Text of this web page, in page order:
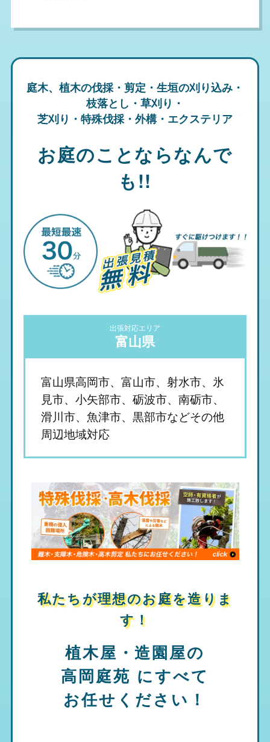
庭木、植木の伐採・剪定・生垣の刈り込み・
枝落とし・草刈り・
芝刈り・特殊伐採・外構・エクステリア
お庭のことならなんで
も!!
出張対応エリア
富山県
富山県高岡市、富山市、射水市、氷
見市、小矢部市、砺波市、南砺市、
滑川市、魚津市、黒部市などその他
周辺地域対応
私たちが理想のお庭を造りま
す！
植木屋・造園屋の
高岡庭苑 にすべて
お任せください！